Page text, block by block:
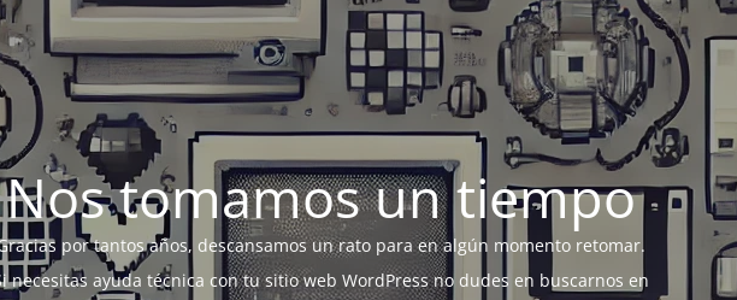
Nos tomamos un tiempo
por tantos años, descansamos un rato para en algún momento retomar.
necesitas ayuda técnica con tu sitio web WordPress no dudes en buscarnos en